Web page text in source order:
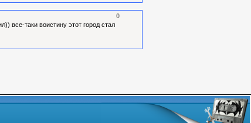
0
все-таки воистину этот город стал